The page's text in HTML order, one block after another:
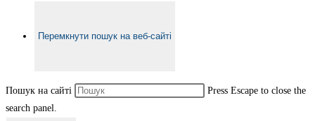
Перемкнути пошук на веб-сайті
Пошук на сайті
Press Escape to close the
search panel.